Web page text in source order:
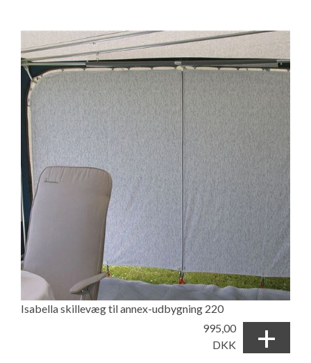
Isabella skillevæg til annex-udbygning 220
995,00
DKK
+